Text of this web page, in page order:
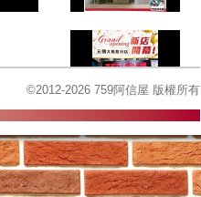
©2012-2026 759阿信屋 版權所有